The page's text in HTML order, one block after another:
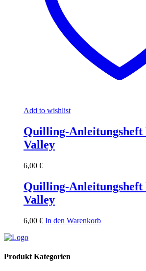
Add to wishlist
Quilling-
Valley
6,00 €
Quilling-
Valley
6,00 € In den Warenkorb
Produkt Kategorien